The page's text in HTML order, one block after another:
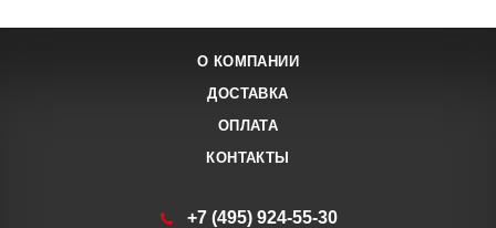
О КОМПАНИИ
ДОСТАВКА
ОПЛАТА
КОНТАКТЫ
+7 (495) 924-55-30